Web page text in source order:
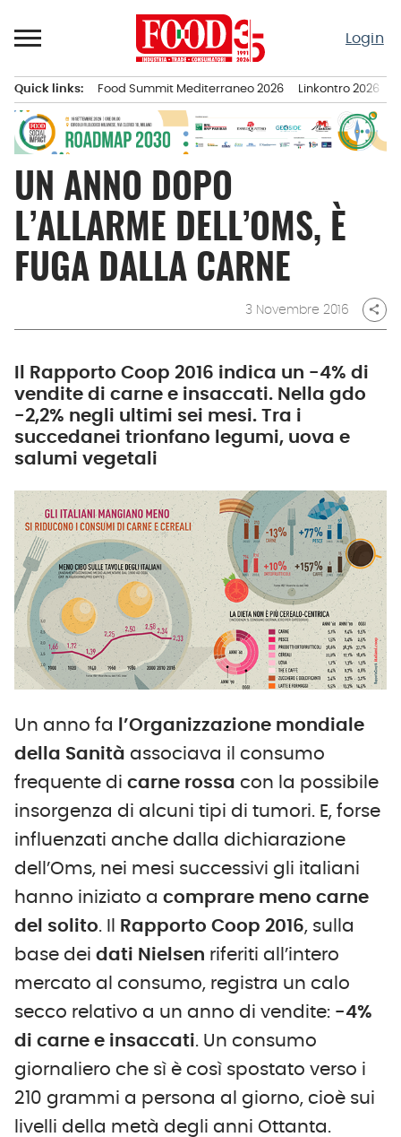
al
Login
principale
Quick links: Food Summit Mediterraneo 2026 Linkontro 2026
UN ANNO DOPO
L’ALLARME DELL’OMS, È
FUGA DALLA CARNE
3 Novembre 2016 share
Il Rapporto Coop 2016 indica un -4% di
vendite di carne e insaccati. Nella gdo
-2,2% negli ultimi sei mesi. Tra i
succedanei trionfano legumi, uova e
salumi vegetali
Un anno fa
l’Organizzazione mondiale
della Sanità associava il consumo
frequente di carne rossa con la possibile
insorgenza di alcuni tipi di tumori. E, forse
influenzati anche dalla dichiarazione
dell’Oms, nei mesi successivi gli italiani
hanno iniziato a comprare meno carne
del solito. Il Rapporto Coop 2016, sulla
base dei dati Nielsen riferiti all’intero
mercato al consumo, registra un calo
secco relativo a un anno di vendite: -4%
di carne e insaccati. Un consumo
giornaliero che sì è così spostato verso i
210 grammi a persona al giorno, cioè sui
livelli della metà degli anni Ottanta.